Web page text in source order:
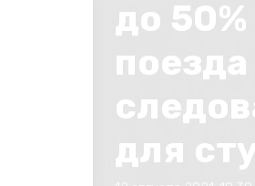
до
для